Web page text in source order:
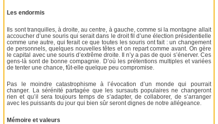
Les endormis
Ils sont tranquilles, à droite, au centre, à gauche, comme si la montagne allait
accoucher d’une souris qui serait dans le droit fil d’une élection présidentielle
comme une autre, qui ferait ce que toutes les souris ont fait : un changement
de personnels, quelques nouvelles têtes et on repart comme avant. On gère
le capital avec une souris d’extrême droite. Il n’y a pas de quoi s’énerver. Ces
gens-là sont de bonne compagnie. D’où les prétentions multiples et variées
de tenter une chance, fût-elle quelque peu compromise.
Pas le moindre catastrophisme à l’évocation d’un monde qui pourrait
changer. La sérénité partagée que les sursauts populaires ne changeront
rien et qu’il sera toujours temps de s’adapter, de collaborer, de s’arranger
avec les puissants du jour qui bien sûr seront dignes de notre allégeance.
Mémoire et valeurs